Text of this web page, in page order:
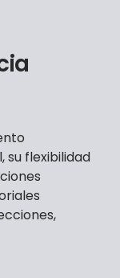
su flexibilidad